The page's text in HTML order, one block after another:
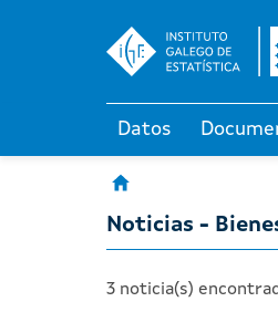
Datos
Noticias -
3 noticia(s)